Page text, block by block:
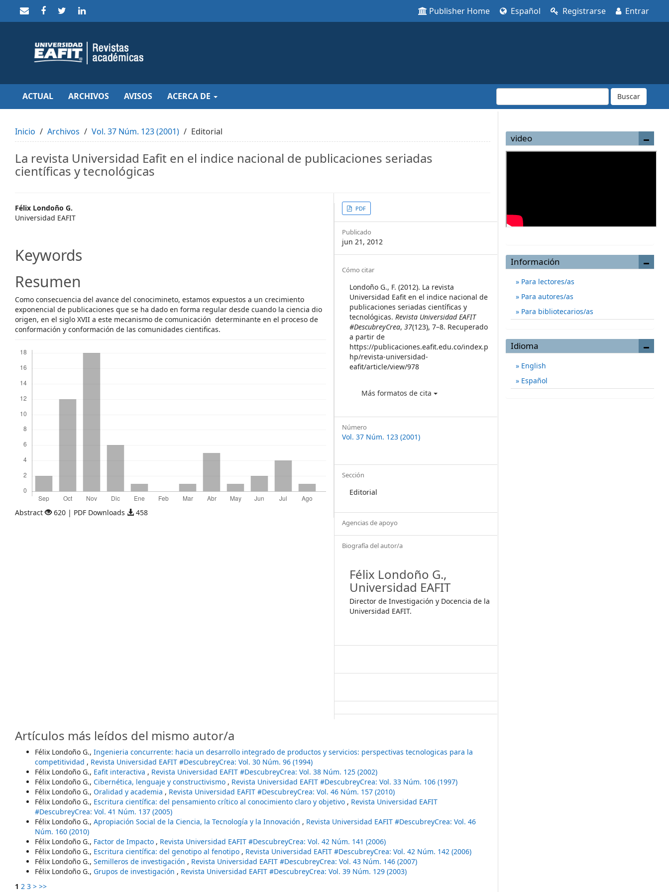
to
Main
Navigation
Content
Sidebar
Publisher Home Español Registrarse Entrar
ACTUAL ARCHIVOS AVISOS ACERCA DE Buscar
Inicio Archivos Vol. 37 Núm. 123 (2001) Editorial
La revista Universidad Eafit en el indice nacional de publicaciones seriadas
científicas y tecnológicas
Main
Article
Félix Londoño G.
Universidad EAFIT
Keywords
Resumen
Como consecuencia del avance del conocimineto, estamos expuestos a un crecimiento
exponencial de publicaciones que se ha dado en forma regular desde cuando la ciencia dio
origen, en el siglo XVII a este mecanismo de comunicación determinante en el proceso de
conformación y conformación de las comunidades cientificas.
Abstract 620 | PDF Downloads 458
Article
Sidebar
PDF
Publicado
jun 21, 2012
Article
Details
Cómo citar
Londoño G., F. (2012). La revista
Universidad Eafit en el indice nacional de
publicaciones seriadas científicas y
tecnológicas.Revista Universidad EAFIT
#DescubreyCrea,37(123), 7–8. Recuperado
a partir de
https://publicaciones.eafit.edu.co/index.p
hp/revista-universidad-
eafit/article/view/978
Más formatos de cita
Número
Vol. 37 Núm. 123 (2001)
Sección
Editorial
Agencias de apoyo
Biografía del autor/a
Félix Londoño G.,
Universidad EAFIT
Director de Investigación y Docencia de la
Universidad EAFIT.
Artículos más leídos del mismo autor/a
Félix Londoño G., Ingenieria concurrente: hacia un desarrollo integrado de productos y servicios: perspectivas tecnologicas para la
competitividad , Revista Universidad EAFIT #DescubreyCrea: Vol. 30 Núm. 96 (1994)
Félix Londoño G., Eafit interactiva , Revista Universidad EAFIT #DescubreyCrea: Vol. 38 Núm. 125 (2002)
Félix Londoño G., Cibernética, lenguaje y constructivismo , Revista Universidad EAFIT #DescubreyCrea: Vol. 33 Núm. 106 (1997)
Félix Londoño G., Oralidad y academia , Revista Universidad EAFIT #DescubreyCrea: Vol. 46 Núm. 157 (2010)
Félix Londoño G., Escritura científica: del pensamiento crítico al conocimiento claro y objetivo , Revista Universidad EAFIT
#DescubreyCrea: Vol. 41 Núm. 137 (2005)
Félix Londoño G., Apropiación Social de la Ciencia, la Tecnología y la Innovación , Revista Universidad EAFIT #DescubreyCrea: Vol. 46
Núm. 160 (2010)
Félix Londoño G., Factor de Impacto , Revista Universidad EAFIT #DescubreyCrea: Vol. 42 Núm. 141 (2006)
Félix Londoño G., Escritura científica: del genotipo al fenotipo , Revista Universidad EAFIT #DescubreyCrea: Vol. 42 Núm. 142 (2006)
Félix Londoño G., Semilleros de investigación , Revista Universidad EAFIT #DescubreyCrea: Vol. 43 Núm. 146 (2007)
Félix Londoño G., Grupos de investigación , Revista Universidad EAFIT #DescubreyCrea: Vol. 39 Núm. 129 (2003)
1 2 3 > >>
video
Información
Para lectores/as
Para autores/as
Para bibliotecarios/as
Idioma
English
Español